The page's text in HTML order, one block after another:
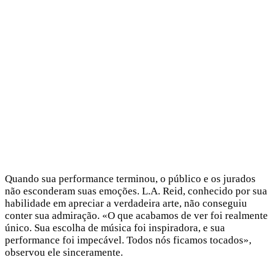
Quando sua performance terminou, o público e os jurados
não esconderam suas emoções. L.A. Reid, conhecido por sua
habilidade em apreciar a verdadeira arte, não conseguiu
conter sua admiração. «O que acabamos de ver foi realmente
único. Sua escolha de música foi inspiradora, e sua
performance foi impecável. Todos nós ficamos tocados»,
observou ele sinceramente.